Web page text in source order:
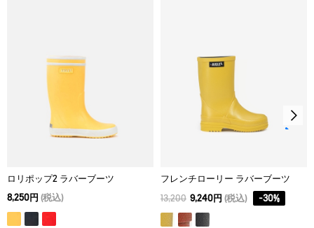
ロリポップ2 ラバーブーツ
8,250円 (税込)
フレンチローリー ラバーブーツ
13,200 9,240円 (税込) -30%